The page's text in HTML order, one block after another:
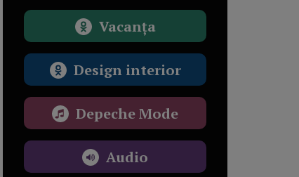
Vacanța
Design interior
Depeche Mode
Audio